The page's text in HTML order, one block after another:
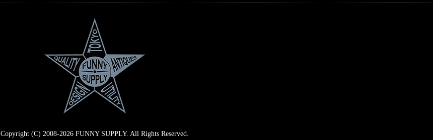
Copyright (C) 2008-2026 FUNNY SUPPLY. All Rights Reserved.